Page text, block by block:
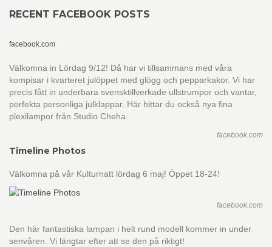
RECENT FACEBOOK POSTS
facebook.com
Välkomna in Lördag 9/12! Då har vi tillsammans med våra
kompisar i kvarteret julöppet med glögg och pepparkakor. Vi har
precis fått in underbara svensktillverkade ullstrumpor och vantar,
perfekta personliga julklappar. Här hittar du också nya fina
plexilampor från Studio Cheha.
facebook.com
Timeline Photos
Välkomna på vår Kulturnatt lördag 6 maj! Öppet 18-24!
facebook.com
Den här fantastiska lampan i helt rund modell kommer in under
senvåren. Vi längtar efter att se den på riktigt!